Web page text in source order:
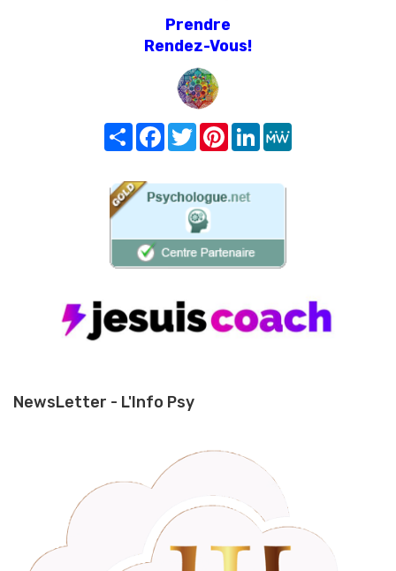
Prendre
Rendez-Vous!
Share FacebookTwitterPinterest
LinkedIn
NewsLetter - L'Info Psy